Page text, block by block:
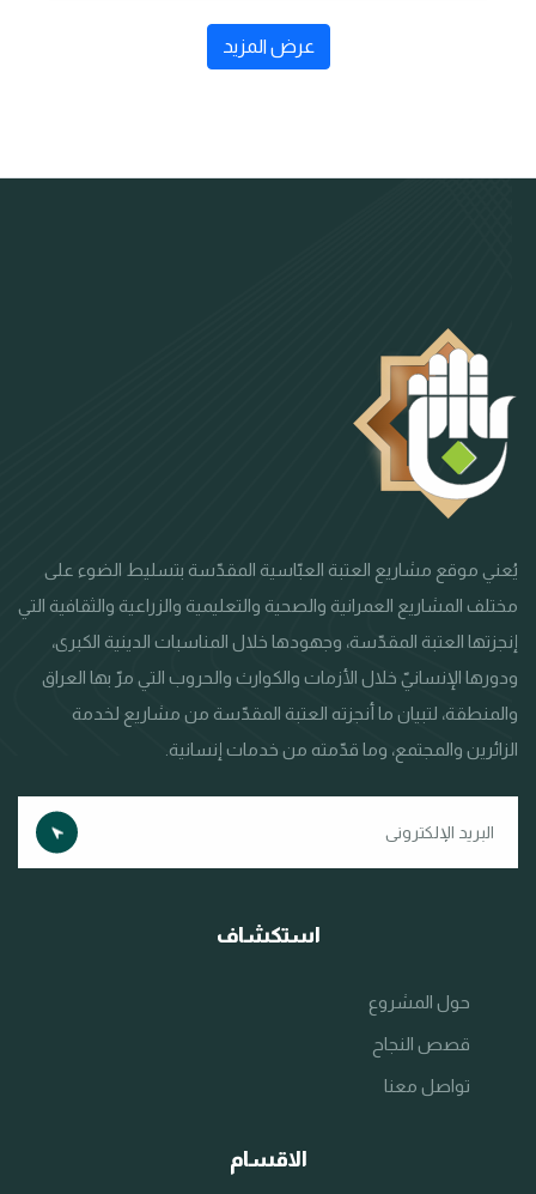
عرض المزيد
يُعني موقع مشاريع العتبة العبّاسية المقدّسة بتسليط الضوء على
مختلف المشاريع العمرانية والصحية والتعليمية والزراعية والثقافية التي
إنجزتها العتبة المقدّسة، وجهودها خلال المناسبات الدينية الكبرى،
ودورها الإنسانيّ خلال الأزمات والكوارث والحروب التي مرّ بها العراق
والمنطقة، لتبيان ما أنجزته العتبة المقدّسة من مشاريع لخدمة
الزائرين والمجتمع، وما قدّمته من خدمات إنسانية.
استكشاف
حول المشروع
قصص النجاح
تواصل معنا
الاقسام